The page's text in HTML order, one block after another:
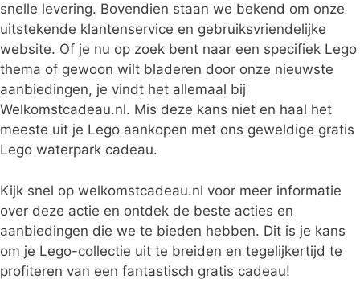
snelle levering. Bovendien staan we bekend om onze
uitstekende klantenservice en gebruiksvriendelijke
website. Of je nu op zoek bent naar een specifiek Lego
thema of gewoon wilt bladeren door onze nieuwste
aanbiedingen, je vindt het allemaal bij
Welkomstcadeau.nl. Mis deze kans niet en haal het
meeste uit je Lego aankopen met ons geweldige gratis
Lego waterpark cadeau.
Kijk snel op welkomstcadeau.nl voor meer informatie
over deze actie en ontdek de beste acties en
aanbiedingen die we te bieden hebben. Dit is je kans
om je Lego-collectie uit te breiden en tegelijkertijd te
profiteren van een fantastisch gratis cadeau!